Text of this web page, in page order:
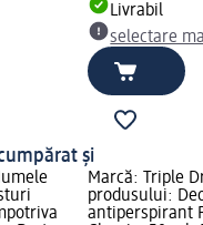
Livrabil
selectare
și
Marcă: Triple
produsului:
antiperspirant